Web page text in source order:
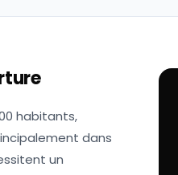
habitants,
dans
un